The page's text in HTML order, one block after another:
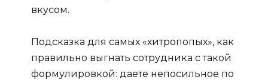
вкусом.
Подсказка для самых «хитропопых», как
правильно выгнать сотрудника с такой
формулировкой: даете непосильное по